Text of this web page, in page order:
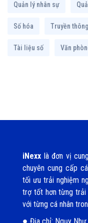
Quản lý nhân sự
Số hóa Truyền
Tài liệu số Văn
iNexx là đơn vị
chuyên cung cấp
tối ưu trải nghiệm
trợ tốt hơn từng trải
với từng cá nhân